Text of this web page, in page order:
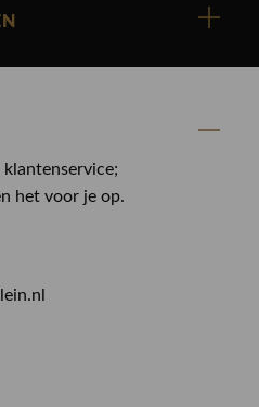
het voor je op.